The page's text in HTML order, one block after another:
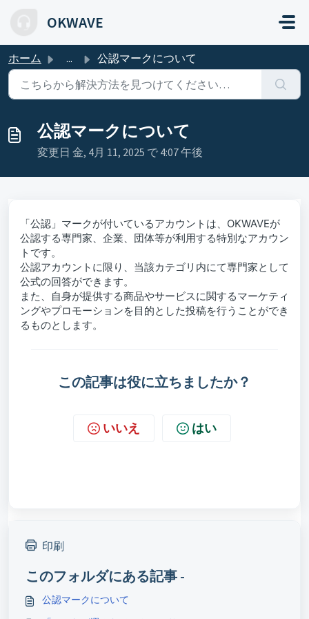
OKWAVE
ホーム ... 公認マークについて
公認マークについて
変更日 金, 4月 11, 2025 で 4:07 午後
「公認」マークが付いているアカウントは、OKWAVEが
公認する専門家、企業、団体等が利用する特別なアカウン
トです。
公認アカウントに限り、当該カテゴリ内にて専門家として
公式の回答ができます。
また、自身が提供する商品やサービスに関するマーケティ
ングやプロモーションを目的とした投稿を行うことができ
るものとします。
この記事は役に立ちましたか？
いいえ はい
印刷
このフォルダにある記事 -
公認マークについて